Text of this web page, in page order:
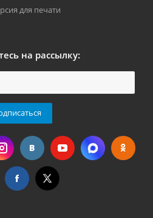
для печати
на рассылку: